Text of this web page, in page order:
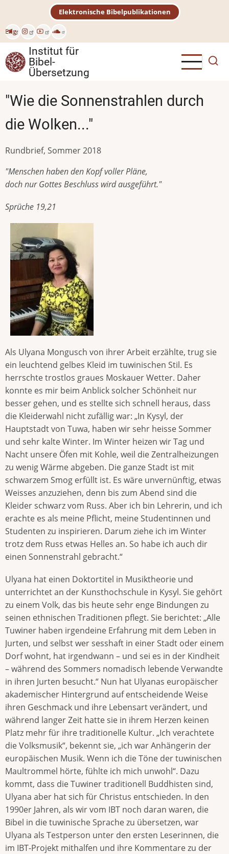
Inhalt
Eng
Elektronische Bibelpublikationen
Institut für
Bibel-
Übersetzung
"Wie die Sonnenstrahlen durch
die Wolken..."
Rundbrief, Sommer 2018
"Menschen haben den Kopf voller Pläne,
doch nur Gottes Beschluss wird ausgeführt."
Sprüche 19,21
Als Ulyana Mongusch von ihrer Arbeit erzählte, trug sie
ein leuchtend gelbes Kleid im tuwinischen Stil. Es
herrschte trostlos graues Moskauer Wetter. Daher
konnte es mir beim Anblick solcher Schönheit nur
besser gehen, und es stellte sich schnell heraus, dass
die Kleiderwahl nicht zufällig war: „In Kysyl, der
Hauptstadt von Tuwa, haben wir sehr heisse Sommer
und sehr kalte Winter. Im Winter heizen wir Tag und
Nacht unsere Öfen mit Kohle, weil die Zentralheizungen
zu wenig Wärme abgeben. Die ganze Stadt ist mit
schwarzem Smog erfüllt ist. Es wäre unvernünftig, etwas
Weisses anzuziehen, denn bis zum Abend sind die
Kleider schwarz vom Russ. Aber ich bin Lehrerin, und ich
erachte es als meine Pflicht, meine Studentinnen und
Studenten zu inspirieren. Darum ziehe ich im Winter
trotz dem Russ etwas Helles an. So habe ich auch dir
einen Sonnenstrahl gebracht.“
Ulyana hat einen Doktortitel in Musiktheorie und
unterrichtet an der Kunsthochschule in Kysyl. Sie gehört
zu einem Volk, das bis heute sehr enge Bindungen zu
seinen ethnischen Traditionen pflegt. Sie berichtet: „Alle
Tuwiner haben irgendeine Erfahrung mit dem Leben in
Jurten, und selbst wer sesshaft in einer Stadt oder einem
Dorf wohnt, hat irgendwann – und sei es in der Kindheit
– während des Sommers nomadisch lebende Verwandte
in ihren Jurten besucht.“ Nun hat Ulyanas europäischer
akademischer Hintergrund auf entscheidende Weise
ihren Geschmack und ihre Lebensart verändert, und
während langer Zeit hatte sie in ihrem Herzen keinen
Platz mehr für ihre traditionelle Kultur. „Ich verachtete
die Volksmusik“, bekennt sie, „ich war Anhängerin der
europäischen Musik. Wenn ich die Töne der tuwinischen
Maultrommel hörte, fühlte ich mich unwohl“. Dazu
kommt, dass die Tuwiner traditionell Buddhisten sind,
Ulyana aber hat sich für Christus entschieden. In den
1990er Jahren, als wir vom IBT noch daran waren, die
Bibel in die tuwinische Sprache zu übersetzen, war
Ulyana als Testperson unter den ersten Leserinnen, die
im IBT-Projekt mithalfen und ihre Kommentare zu der